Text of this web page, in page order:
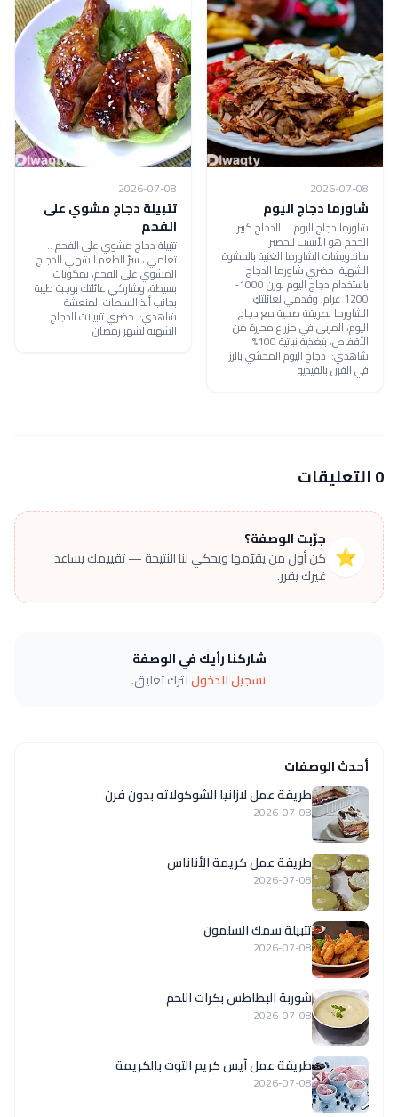
2026-07-08
شاورما دجاج اليوم
شاورما دجاج اليوم ... الدجاج كبير
الحجم هو الأنسب لتحضير
ساندويشات الشاورما الغنية بالحشوة
الشهية! حضري شاورما الدجاج
باستخدام دجاج اليوم بوزن 1000-
1200 غرام، وقدمي لعائلتكِ
الشاورما بطريقة صحية مع دجاج
اليوم، المربى في مزراع محررة من
الأقفاص، بتغذية نباتية 100%
شاهدي: دجاج اليوم المحشي بالرز
في الفرن بالفيديو
2026-07-08
تتبيلة دجاج مشوي على
الفحم
تتبيلة دجاج مشوي على الفحم ..
تعلمي ، سرّ الطعم الشهي للدجاج
المشوي على الفحم، بمكونات
بسيطة، وشاركي عائلتك بوجبة طيبة
بجانب ألذ السلطات المنعشة
شاهدي: حضري تتبيلات الدجاج
الشهية لشهر رمضان
0 التعليقات
⭐
جرّبت الوصفة؟
كن أول من يقيّمها ويحكي لنا النتيجة — تقييمك يساعد
غيرك يقرر.
شاركنا رأيك في الوصفة
تسجيل الدخوللترك تعليق.
أحدث الوصفات
طريقة عمل لازانيا الشوكولاته بدون فرن
2026-07-08
طريقة عمل كريمة الأناناس
2026-07-08
تتبيلة سمك السلمون
2026-07-08
شوربة البطاطس بكرات اللحم
2026-07-08
طريقة عمل آيس كريم التوت بالكريمة
2026-07-08